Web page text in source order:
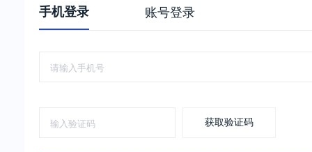
手机登录 账号登录
获取验证码